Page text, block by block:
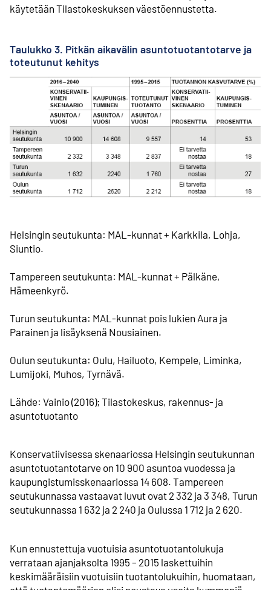
käytetään Tilastokeskuksen väestö­ennustetta.
Taulukko 3. Pitkän aikavälin asuntotuotantotarve ja
toteutunut kehitys
Helsingin seutukunta: MAL-kunnat + Karkkila, Lohja,
Siuntio.
Tampereen seutukunta: MAL-kunnat + Pälkäne,
Hämeenkyrö.
Turun seutukunta: MAL-kunnat pois lukien Aura ja
Parainen ja lisäyksenä Nousiainen.
Oulun seutukunta: Oulu, Hailuoto, Kempele, Liminka,
Lumijoki, Muhos, Tyrnävä.
Lähde: Vainio (2016); Tilastokeskus, rakennus- ja
asuntotuotanto
Konservatiivisessa skenaariossa Helsingin seutukunnan
asuntotuotanto­tarve on 10 900 asuntoa vuodessa ja
kaupungistumis­skenaariossa 14 608. Tampereen
seutukunnassa vastaavat luvut ovat 2 332 ja 3 348, Turun
seutukunnassa 1 632 ja 2 240 ja Oulussa 1 712 ja 2 620.
Kun ennustettuja vuotuisia asuntotuotanto­lukuja
verrataan ajanjaksolta 1995 – 2015 laskettuihin
keskimääräisiin vuotuisiin tuotanto­lukuihin, huomataan,